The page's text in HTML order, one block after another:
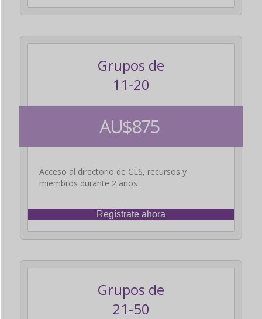
Grupos de
11-20
AU$875
Acceso al directorio de CLS, recursos y
miembros durante 2 años
Regístrate ahora
Grupos de
21-50